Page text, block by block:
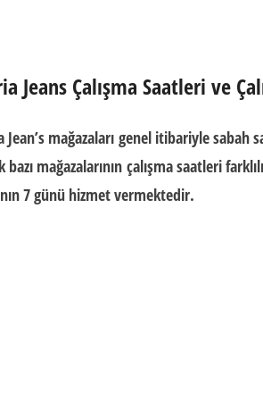
Jeans Çalışma Saatleri ve
Jean’s mağazaları genel itibariyle sabah
bazı mağazalarının çalışma saatleri
7 günü hizmet vermektedir.